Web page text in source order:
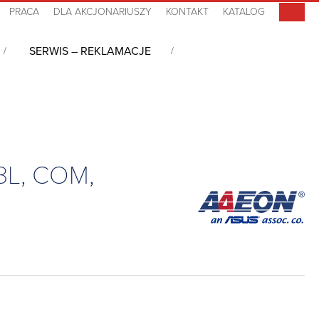
PRACA DLA AKCJONARIUSZY KONTAKT KATALOG
SERWIS – REKLAMACJE
COM,